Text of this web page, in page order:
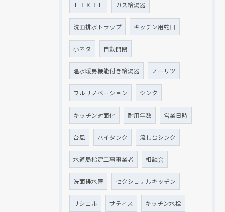
ＬＩＸＩＬ ガス給湯器
洗面排水トラップ キッチン用蛇口
小ネタ 自動開閉
温水暖房機能付き給湯器 ノーリツ
フルリノベーション シンク
キッチン対面化 耐用年数 営業日時
台風 ハイタンク 流し台シンク
水道局指定工事事業者 相談会
洗面排水管 セクショナルキッチン
リシェル サティス キッチン水栓